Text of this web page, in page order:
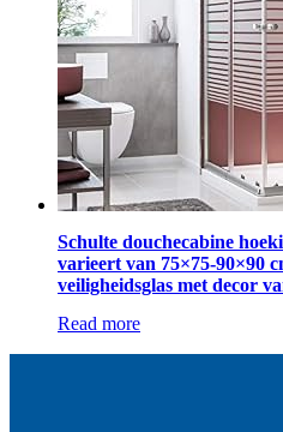
Schulte douchecabine
varieert van 75×75-90×90
veiligheidsglas met decor
Read more